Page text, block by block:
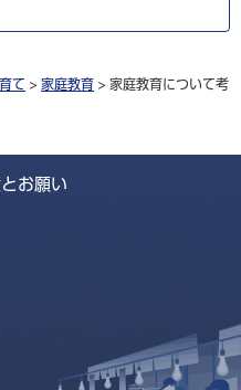
て > 家庭教育 > 家庭教育について考
お願い